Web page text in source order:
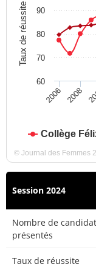
Taux de réussite
Collège
2006 2008
60
70
80
90
© Journal des Femmes
Session 2024
Nombre de
présentés
Taux de réussite